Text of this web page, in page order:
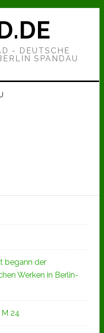
- DEUTSCHE
SPANDAU
begann der
Werken in Berlin-
24